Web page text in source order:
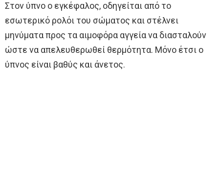
Στον ύπνο ο εγκέφαλος, οδηγείται από το
εσωτερικό ρολόι του σώματος και στέλνει
μηνύματα προς τα αιμοφόρα αγγεία να διασταλούν
ώστε να απελευθερωθεί θερμότητα. Μόνο έτσι ο
ύπνος είναι βαθύς και άνετος.